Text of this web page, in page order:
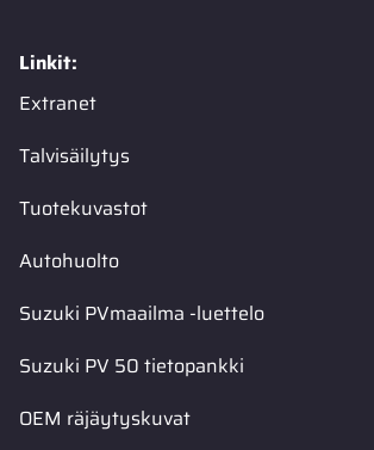
Linkit:
Extranet
Talvisäilytys
Tuotekuvastot
Autohuolto
Suzuki PVmaailma -luettelo
Suzuki PV 50 tietopankki
OEM räjäytyskuvat